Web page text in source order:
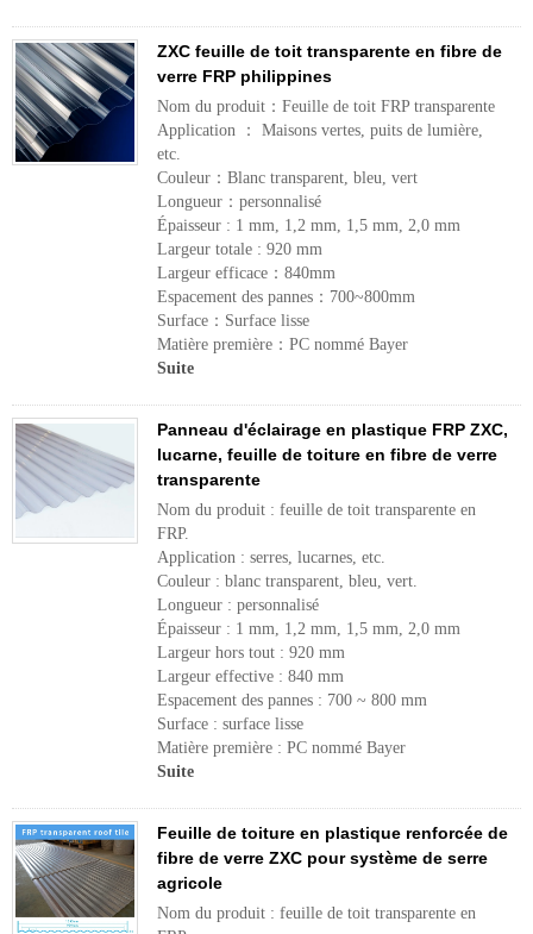
ZXC feuille de toit transparente en fibre de
verre FRP philippines
Nom du produit：Feuille de toit FRP transparente
Application ： Maisons vertes, puits de lumière,
etc.
Couleur：Blanc transparent, bleu, vert
Longueur：personnalisé
Épaisseur : 1 mm, 1,2 mm, 1,5 mm, 2,0 mm
Largeur totale : 920 mm
Largeur efficace：840mm
Espacement des pannes：700~800mm
Surface：Surface lisse
Matière première：PC nommé Bayer
Suite
Panneau d'éclairage en plastique FRP ZXC,
lucarne, feuille de toiture en fibre de verre
transparente
Nom du produit : feuille de toit transparente en
FRP.
Application : serres, lucarnes, etc.
Couleur : blanc transparent, bleu, vert.
Longueur : personnalisé
Épaisseur : 1 mm, 1,2 mm, 1,5 mm, 2,0 mm
Largeur hors tout : 920 mm
Largeur effective : 840 mm
Espacement des pannes : 700 ~ 800 mm
Surface : surface lisse
Matière première : PC nommé Bayer
Suite
Feuille de toiture en plastique renforcée de
fibre de verre ZXC pour système de serre
agricole
Nom du produit : feuille de toit transparente en